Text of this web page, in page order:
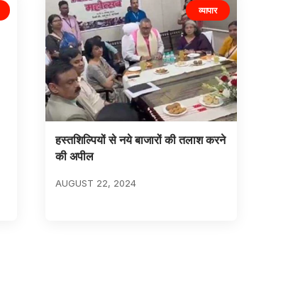
व्यापार
हस्तशिल्पियों से नये बाजारों की तलाश करने
की अपील
AUGUST 22, 2024